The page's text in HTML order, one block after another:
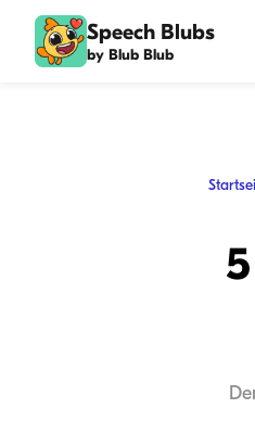
Speech Blubs
by Blub Blub